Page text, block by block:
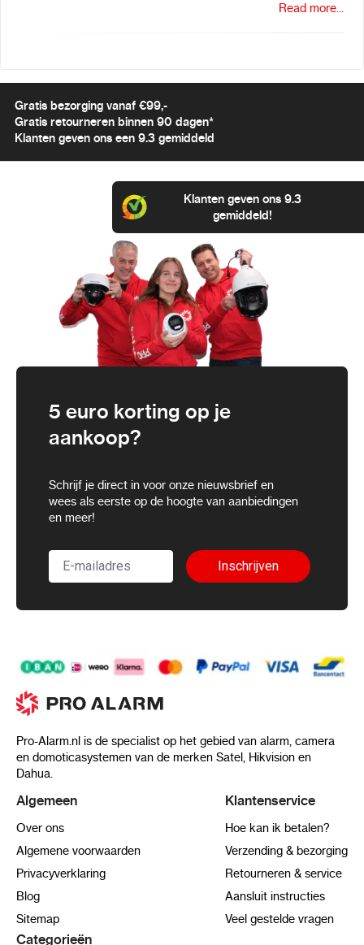
Read more...
Gratis bezorging vanaf €99,-
Gratis retourneren binnen 90 dagen*
Klanten geven ons een 9.3 gemiddeld
5 euro korting op je
aankoop?
Schrijf je direct in voor onze nieuwsbrief en
wees als eerste op de hoogte van aanbiedingen
en meer!
Inschrijven
Pro-Alarm.nl is de specialist op het gebied van alarm, camera
en domoticasystemen van de merken Satel, Hikvision en
Dahua.
Klanten geven ons 9.3
gemiddeld!
Algemeen
Over ons
Algemene voorwaarden
Privacyverklaring
Blog
Sitemap
Klantenservice
Hoe kan ik betalen?
Verzending & bezorging
Retourneren & service
Aansluit instructies
Veel gestelde vragen
Categorieën